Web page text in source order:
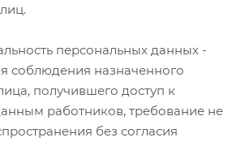
персональных данных -
соблюдения назначенного
получившего доступ к
работников, требование не
без согласия